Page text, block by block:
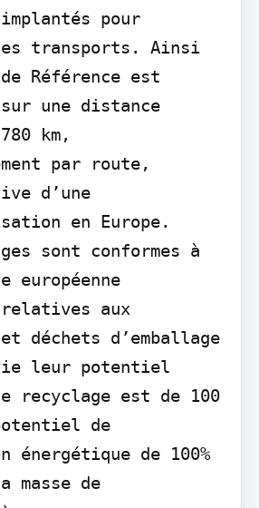
pour
transports. Ainsi
Référence est
une distance
km,
par route,
d’une
en Europe.
sont conformes à
relatives aux
déchets d’emballage
leur potentiel
recyclage est de 100
de
énergétique de 100%
masse de